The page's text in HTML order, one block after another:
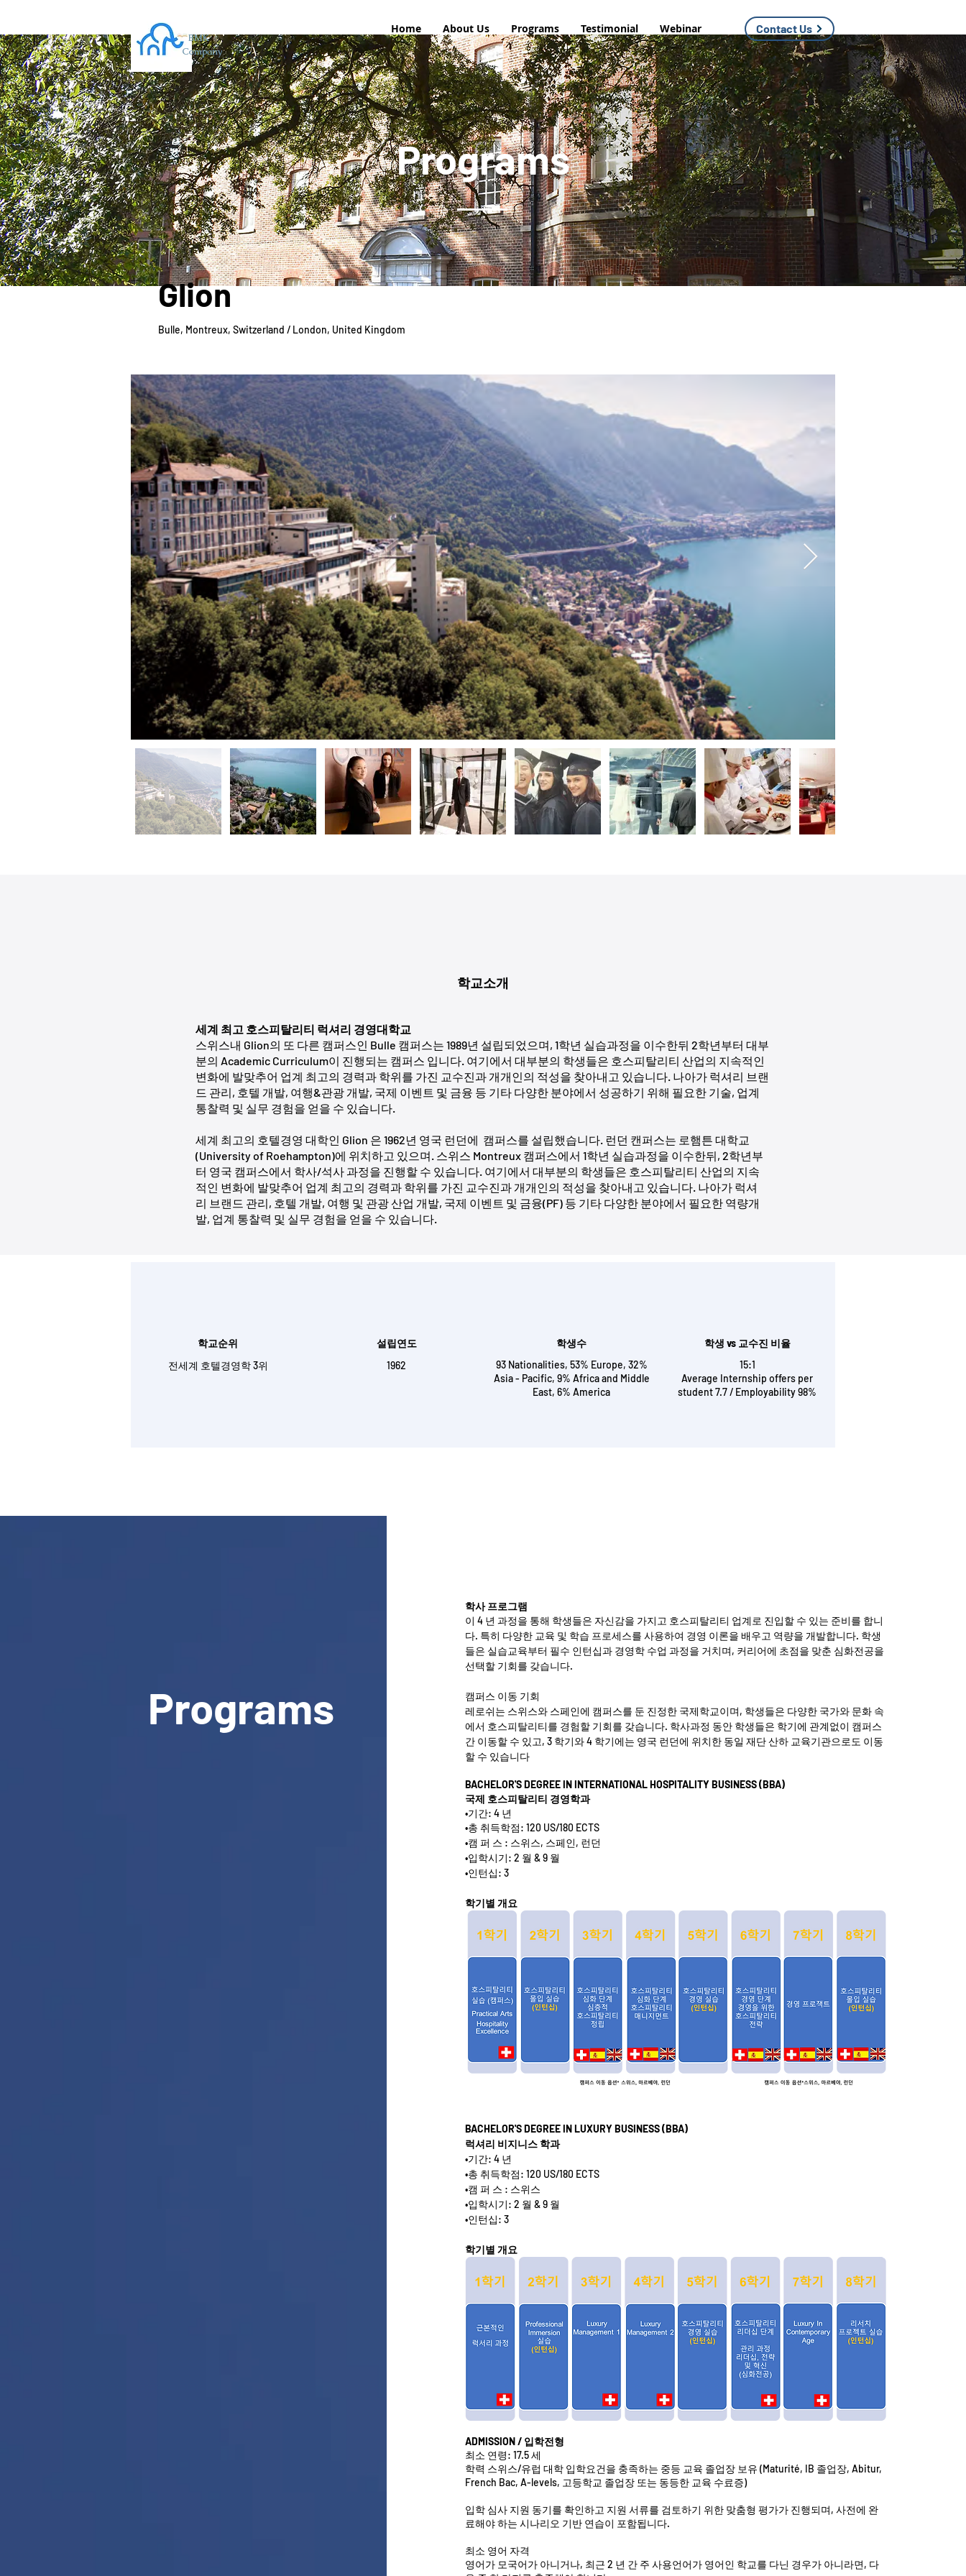
BMK
Company
Home About Us Programs Testimonial Webinar Contact Us
Programs
Bulle, Montreux, Switzerland / London, United Kingdom
Glion
학교소개
세계 최고 호스피탈리티 럭셔리 경영대학교
스위스내 Glion의 또 다른 캠퍼스인 Bulle 캠퍼스는 1989년 설립되었으며, 1학년 실습과정을 이수한뒤 2학년부터 대부
분의 Academic Curriculum이 진행되는 캠퍼스 입니다. 여기에서 대부분의 학생들은 호스피탈리티 산업의 지속적인
변화에 발맞추어 업계 최고의 경력과 학위를 가진 교수진과 개개인의 적성을 찾아내고 있습니다. 나아가 럭셔리 브랜
드 관리, 호텔 개발, 여행&관광 개발, 국제 이벤트 및 금융 등 기타 다양한 분야에서 성공하기 위해 필요한 기술, 업계
통찰력 및 실무 경험을 얻을 수 있습니다.
세계 최고의 호텔경영 대학인 Glion 은 1962년 영국 런던에  캠퍼스를 설립했습니다. 런던 캔퍼스는 로햄튼 대학교
(University of Roehampton)에 위치하고 있으며. 스위스 Montreux 캠퍼스에서 1학년 실습과정을 이수한뒤, 2학년부
터 영국 캠퍼스에서 학사/석사 과정을 진행할 수 있습니다. 여기에서 대부분의 학생들은 호스피탈리티 산업의 지속
적인 변화에 발맞추어 업계 최고의 경력과 학위를 가진 교수진과 개개인의 적성을 찾아내고 있습니다. 나아가 럭셔
리 브랜드 관리, 호텔 개발, 여행 및 관광 산업 개발, 국제 이벤트 및 금융(PF) 등 기타 다양한 분야에서 필요한 역량개
발, 업계 통찰력 및 실무 경험을 얻을 수 있습니다.
학교순위
전세계 호텔경영학 3위
설립연도
1962
​학생수
93 Nationalities, 53% Europe, 32%
Asia - Pacific, 9% Africa and Middle
East, 6% America
학생 vs 교수진 비율
15:1
Average Internship offers per
student 7.7 / Employability 98%
Programs
학사 프로그램
이 4 년 과정을 통해 학생들은 자신감을 가지고 호스피탈리티 업계로 진입할 수 있는 준비를 합니
다. 특히 다양한 교육 및 학습 프로세스를 사용하여 경영 이론을 배우고 역량을 개발합니다. 학생
들은 실습교육부터 필수 인턴십과 경영학 수업 과정을 거치며, 커리어에 초점을 맞춘 심화전공을
선택할 기회를 갖습니다.
캠퍼스 이동 기회
레로쉬는 스위스와 스페인에 캠퍼스를 둔 진정한 국제학교이며, 학생들은 다양한 국가와 문화 속
에서 호스피탈리티를 경험할 기회를 갖습니다. 학사과정 동안 학생들은 학기에 관계없이 캠퍼스
간 이동할 수 있고, 3 학기와 4 학기에는 영국 런던에 위치한 동일 재단 산하 교육기관으로도 이동
할 수 있습니다
BACHELOR'S DEGREE IN INTERNATIONAL HOSPITALITY BUSINESS (BBA)
국제 호스피탈리티 경영학과
•기간: 4 년
•총 취득학점: 120 US/180 ECTS
•캠 퍼 스 : 스위스, 스페인, 런던
•입학시기: 2 월 & 9 월
•인턴십: 3
학기별 개요
BACHELOR'S DEGREE IN LUXURY BUSINESS (BBA)
럭셔리 비지니스 학과
•기간: 4 년
•총 취득학점: 120 US/180 ECTS
•캠 퍼 스 : 스위스
•입학시기: 2 월 & 9 월
•인턴십: 3
학기별 개요
ADMISSION / 입학전형
최소 연령: 17.5 세
학력 스위스/유럽 대학 입학요건을 충족하는 중등 교육 졸업장 보유 (Maturité, IB 졸업장, Abitur,
French Bac, A-levels, 고등학교 졸업장 또는 동등한 교육 수료증)
입학 심사 지원 동기를 확인하고 지원 서류를 검토하기 위한 맞춤형 평가가 진행되며, 사전에 완
료해야 하는 시나리오 기반 연습이 포함됩니다.
최소 영어 자격
영어가 모국어가 아니거나, 최근 2 년 간 주 사용언어가 영어인 학교를 다닌 경우가 아니라면, 다